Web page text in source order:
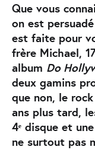
Que vous
on est
est faite pour
frère Michael,
album Do
deux gamins
que non, le
ans plus tard,
4ᵉ disque et
ne surtout pas